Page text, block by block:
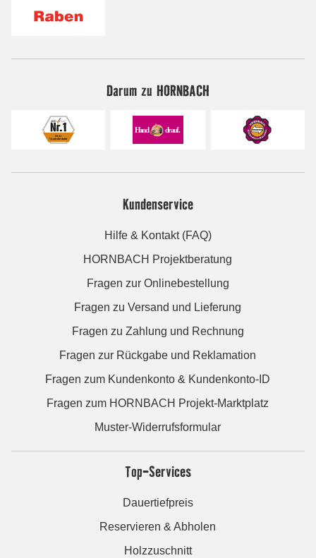
Darum zu HORNBACH
Kundenservice
Hilfe & Kontakt (FAQ)
HORNBACH Projektberatung
Fragen zur Onlinebestellung
Fragen zu Versand und Lieferung
Fragen zu Zahlung und Rechnung
Fragen zur Rückgabe und Reklamation
Fragen zum Kundenkonto & Kundenkonto-ID
Fragen zum HORNBACH Projekt-Marktplatz
Muster-Widerrufsformular
Top-Services
Dauertiefpreis
Reservieren & Abholen
Holzzuschnitt